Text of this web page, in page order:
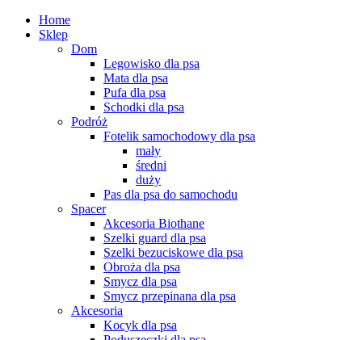
Home
Sklep
Dom
Legowisko dla psa
Mata dla psa
Pufa dla psa
Schodki dla psa
Podróż
Fotelik samochodowy dla psa
mały
średni
duży
Pas dla psa do samochodu
Spacer
Akcesoria Biothane
Szelki guard dla psa
Szelki bezuciskowe dla psa
Obroża dla psa
Smycz dla psa
Smycz przepinana dla psa
Akcesoria
Kocyk dla psa